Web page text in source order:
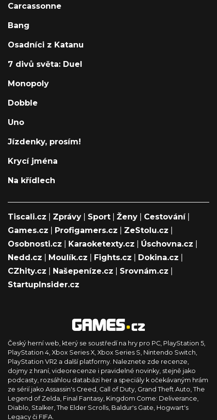
Carcassonne
Bang
Osadníci z Katanu
7 divů světa: Duel
Monopoly
Dobble
Uno
Jízdenky, prosím!
Krycí jména
Na křídlech
Tiscali.cz Zprávy Sport Ženy Cestování|
Games.cz
Profigamers.cz ZeStolu.cz
Osobnosti.cz
Karaoketexty.cz Úschovna.cz
Nedd.cz
Moulík.cz Fights.cz Dokina.cz
CZhity.cz
Našepeníze.cz Srovnám.cz
StartupInsider.cz
Český herní web, který se soustředí na hry pro PC, PlayStation 5,
PlayStation 4, Xbox Series X, Xbox Series S, Nintendo Switch,
PlayStation VR2 a další platformy. Naleznete zde recenze,
dojmy z hraní, videorecenze i pravidelné novinky, stejně jako
podcasty, rozsáhlou databázi her a speciály k očekávaným hrám
ze sérií jako Assassin's Creed, Call of Duty, Grand Theft Auto, The
Legend of Zelda, Final Fantasy, Kingdom Come: Deliverance,
Diablo, Stalker, The Elder Scrolls, Baldur's Gate, Hogwart's
Legacy či FIFA.